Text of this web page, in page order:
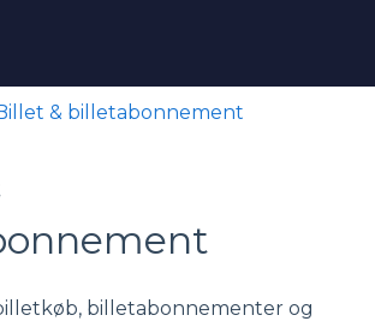
& billetabonnement
billetabonnementer og